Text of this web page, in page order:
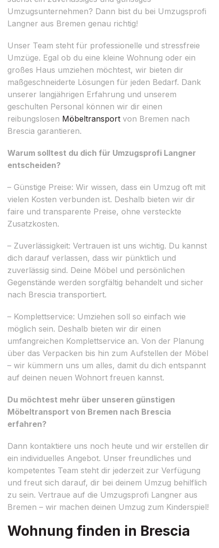
Umzugsunternehmen? Dann bist du bei Umzugsprofi
Langner aus Bremen genau richtig!
Unser Team steht für professionelle und stressfreie
Umzüge. Egal ob du eine kleine Wohnung oder ein
großes Haus umziehen möchtest, wir bieten dir
maßgeschneiderte Lösungen für jeden Bedarf. Dank
unserer langjährigen Erfahrung und unserem
geschulten Personal können wir dir einen
reibungslosen Möbeltransport von Bremen nach
Brescia garantieren.
Warum solltest du dich für Umzugsprofi Langner
entscheiden?
– Günstige Preise: Wir wissen, dass ein Umzug oft mit
vielen Kosten verbunden ist. Deshalb bieten wir dir
faire und transparente Preise, ohne versteckte
Zusatzkosten.
– Zuverlässigkeit: Vertrauen ist uns wichtig. Du kannst
dich darauf verlassen, dass wir pünktlich und
zuverlässig sind. Deine Möbel und persönlichen
Gegenstände werden sorgfältig behandelt und sicher
nach Brescia transportiert.
– Komplettservice: Umziehen soll so einfach wie
möglich sein. Deshalb bieten wir dir einen
umfangreichen Komplettservice an. Von der Planung
über das Verpacken bis hin zum Aufstellen der Möbel
– wir kümmern uns um alles, damit du dich entspannt
auf deinen neuen Wohnort freuen kannst.
Du möchtest mehr über unseren günstigen
Möbeltransport von Bremen nach Brescia
erfahren?
Dann kontaktiere uns noch heute und wir erstellen dir
ein individuelles Angebot. Unser freundliches und
kompetentes Team steht dir jederzeit zur Verfügung
und freut sich darauf, dir bei deinem Umzug behilflich
zu sein. Vertraue auf die Umzugsprofi Langner aus
Bremen – wir machen deinen Umzug zum Kinderspiel!
Wohnung finden in Brescia